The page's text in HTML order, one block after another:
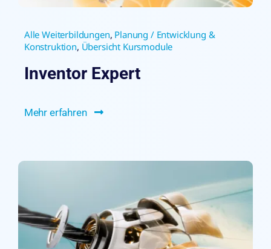
Alle Weiterbildungen, Planung / Entwicklung &
Konstruktion, Übersicht Kursmodule
Inventor Expert
Mehr erfahren